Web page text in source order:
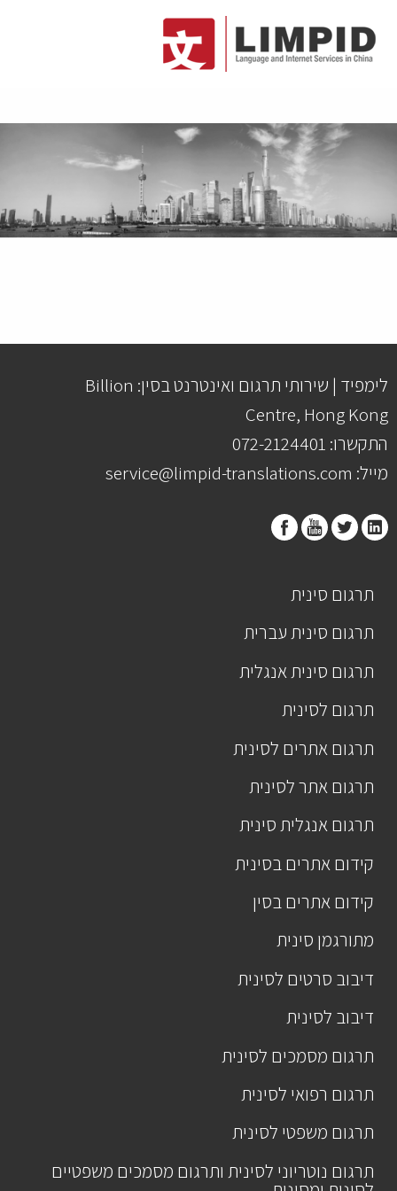
לימפיד | שירותי תרגום ואינטרנט בסין: Billion
Centre, Hong Kong
התקשרו: 072-2124401
מייל: service@limpid-translations.com
תרגום סינית
תרגום סינית עברית
תרגום סינית אנגלית
תרגום לסינית
תרגום אתרים לסינית
תרגום אתר לסינית
תרגום אנגלית סינית
קידום אתרים בסינית
קידום אתרים בסין
מתורגמן סינית
דיבוב סרטים לסינית
דיבוב לסינית
תרגום מסמכים לסינית
תרגום רפואי לסינית
תרגום משפטי לסינית
תרגום נוטריוני לסינית ותרגום מסמכים משפטיים